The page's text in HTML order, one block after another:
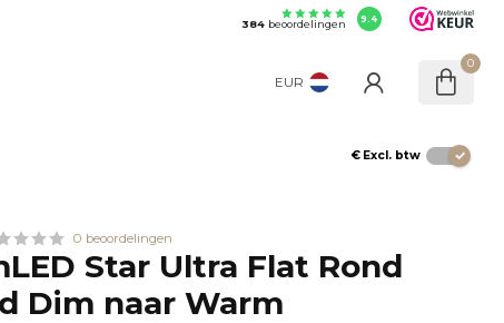
384beoordelingen 9.4
EUR
0
€ Excl. btw
0 beoordelingen
Star Ultra Flat Rond
Dim naar Warm